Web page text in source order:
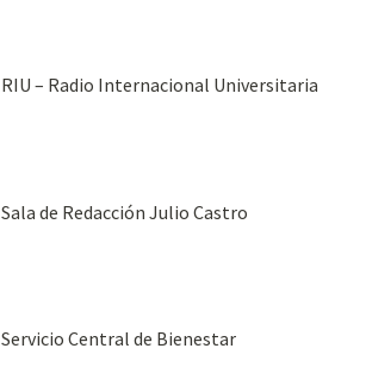
RIU – Radio Internacional Universitaria
Sala de Redacción Julio Castro
Servicio Central de Bienestar